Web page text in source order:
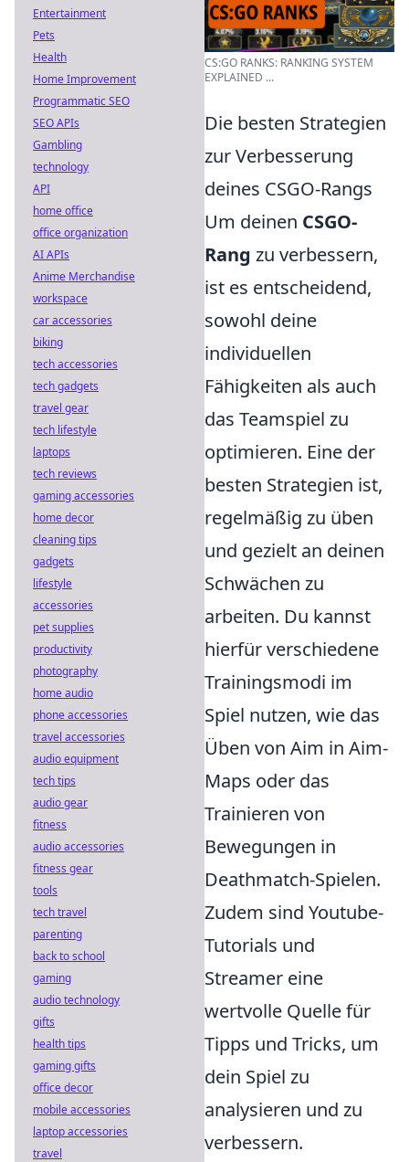
CS:GO RANKS: RANKING SYSTEM
EXPLAINED ...
Die besten Strategien
zur Verbesserung
deines CSGO-Rangs
Um deinen CSGO-
Rang zu verbessern,
ist es entscheidend,
sowohl deine
individuellen
Fähigkeiten als auch
das Teamspiel zu
optimieren. Eine der
besten Strategien ist,
regelmäßig zu üben
und gezielt an deinen
Schwächen zu
arbeiten. Du kannst
hierfür verschiedene
Trainingsmodi im
Spiel nutzen, wie das
Üben von Aim in Aim-
Maps oder das
Trainieren von
Bewegungen in
Deathmatch-Spielen.
Zudem sind Youtube-
Tutorials und
Streamer eine
wertvolle Quelle für
Tipps und Tricks, um
dein Spiel zu
analysieren und zu
verbessern.
Entertainment
Pets
Health
Home Improvement
Programmatic SEO
SEO APIs
Gambling
technology
API
home office
office organization
AI APIs
Anime Merchandise
workspace
car accessories
biking
tech accessories
tech gadgets
travel gear
tech lifestyle
laptops
tech reviews
gaming accessories
home decor
cleaning tips
gadgets
lifestyle
accessories
pet supplies
productivity
photography
home audio
phone accessories
travel accessories
audio equipment
tech tips
audio gear
fitness
audio accessories
fitness gear
tools
tech travel
parenting
back to school
gaming
audio technology
gifts
health tips
gaming gifts
office decor
mobile accessories
laptop accessories
travel